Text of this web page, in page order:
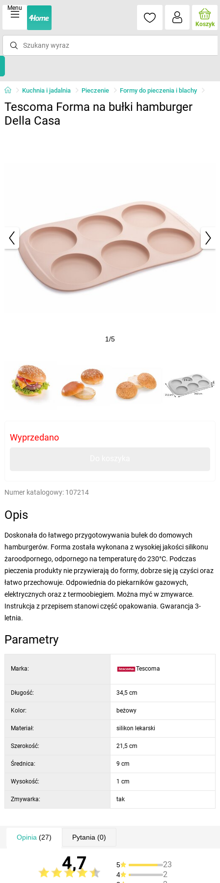
Menu
Koszyk
Kuchnia i jadalnia Pieczenie Formy do pieczenia i blachy
Tescoma Forma na bułki hamburger
Della Casa
1/5
Wyprzedano
Numer katalogowy: 107214
Opis
Doskonała do łatwego przygotowywania bułek do domowych
hamburgerów. Forma została wykonana z wysokiej jakości silikonu
żaroodpornego, odpornego na temperaturę do 230°C. Podczas
pieczenia produkty nie przywierają do formy, dobrze się ją czyści oraz
łatwo przechowuje. Odpowiednia do piekarników gazowych,
elektrycznych oraz z termoobiegiem. Można myć w zmywarce.
Instrukcja z przepisem stanowi część opakowania. Gwarancja 3-
letnia.
Parametry
Marka: Tescoma
Długość: 34,5 cm
Kolor: beżowy
Materiał: silikon lekarski
Szerokość: 21,5 cm
Średnica: 9 cm
Wysokość: 1 cm
Zmywarka: tak
Opinia (27) Pytania (0)
4,7 5 23
4 2